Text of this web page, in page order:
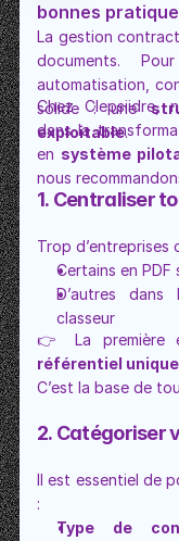
bonnes
La gestion
documents.
automatisation,
solide : une
exploitable.
Chez Clepsiidre,
dans la
en système
nous
1. Centraliser
Trop d’entreprises
Certains en
D’autres
classeur
👉 La première
référentiel unique
C’est la base de
2. Catégoriser
Il est essentiel de
:
Type de